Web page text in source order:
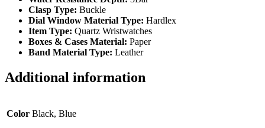
Clasp Type: Buckle
Dial Window Material Type: Hardlex
Item Type: Quartz Wristwatches
Boxes & Cases Material: Paper
Band Material Type: Leather
Additional information
Color Black, Blue